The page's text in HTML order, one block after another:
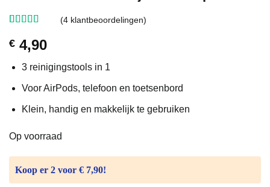
4.25
op 5
gebaseerd
klant
waarderingen
(4klantbeoordelingen)
€ 4,90
3 reinigingstools in 1
Voor AirPods, telefoon en toetsenbord
Klein, handig en makkelijk te gebruiken
Op voorraad
Koop er 2 voor € 7,90!